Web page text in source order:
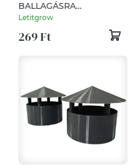
BALLAGÁSRA
virágmagos
csomagocska,
feliratozható
Letitgrow
269 Ft